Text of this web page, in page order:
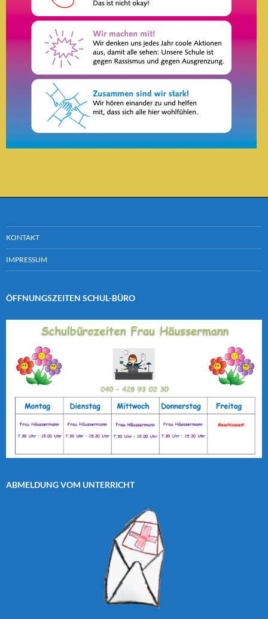
KONTAKT
IMPRESSUM
ÖFFNUNGSZEITEN SCHUL-BÜRO
ABMELDUNG VOM UNTERRICHT